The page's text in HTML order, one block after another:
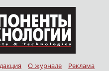
О журнале
Реклама